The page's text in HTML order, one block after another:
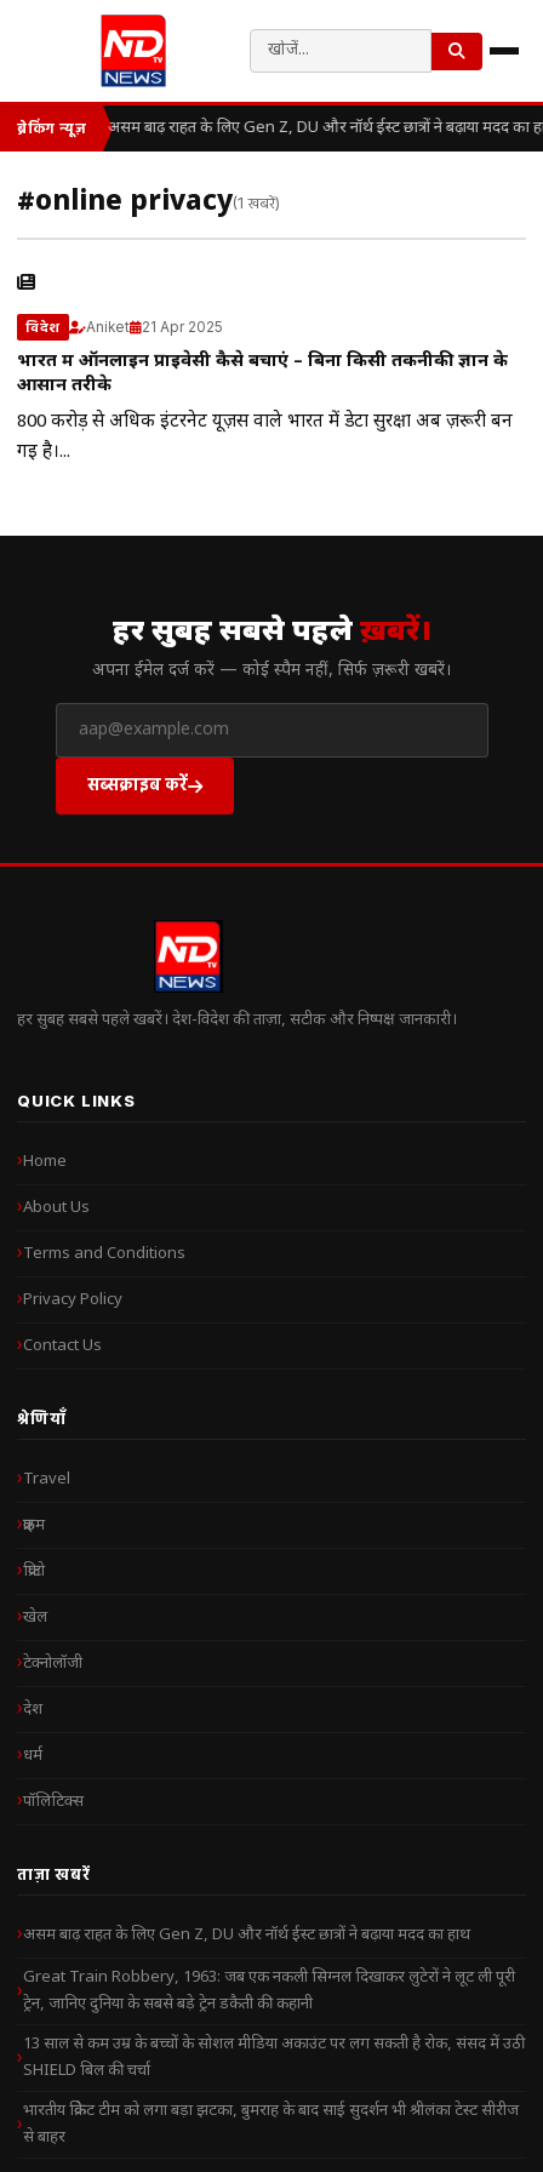
ब्रेकिंग न्यूज़ असम बाढ़ राहत के लिए Gen Z, DU और नॉर्थ ईस्ट छात्रों ने बढ़ाया मदद का
#online privacy(1 खबरें)
विदेश Aniket 21 Apr 2025
भारत में ऑनलाइन प्राइवेसी कैसे बचाएं – बिना किसी तकनीकी ज्ञान के
आसान तरीके
800 करोड़ से अधिक इंटरनेट यूज़र्स वाले भारत में डेटा सुरक्षा अब ज़रूरी बन
गई है।...
हर सुबह सबसे पहलेख़बरें।
अपना ईमेल दर्ज करें — कोई स्पैम नहीं, सिर्फ ज़रूरी खबरें।
सब्सक्राइब करें
हर सुबह सबसे पहले खबरें। देश-विदेश की ताज़ा, सटीक और निष्पक्ष जानकारी।
QUICK LINKS
Home
About Us
Terms and Conditions
Privacy Policy
Contact Us
श्रेणियाँ
Travel
क्राइम
क्रिप्टो
खेल
टेक्नोलॉजी
देश
धर्म
पॉलिटिक्स
ताज़ा खबरें
असम बाढ़ राहत के लिए Gen Z, DU और नॉर्थ ईस्ट छात्रों ने बढ़ाया मदद का हाथ
Great Train Robbery, 1963: जब एक नकली सिग्नल दिखाकर लुटेरों ने लूट ली पूरी
ट्रेन, जानिए दुनिया के सबसे बड़े ट्रेन डकैती की कहानी
13 साल से कम उम्र के बच्चों के सोशल मीडिया अकाउंट पर लग सकती है रोक, संसद में उठी
SHIELD बिल की चर्चा
भारतीय क्रिकेट टीम को लगा बड़ा झटका, बुमराह के बाद साई सुदर्शन भी श्रीलंका टेस्ट सीरीज
से बाहर